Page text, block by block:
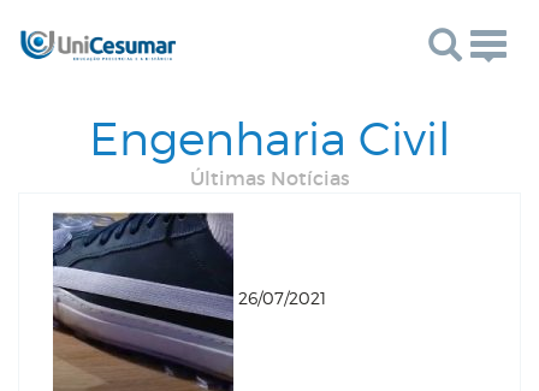
Engenharia Civil
Últimas Notícias
26/07/2021